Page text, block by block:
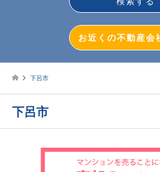
不動産投資
戸建売却
マンション売却
土地売却
お近くの不動産会
下呂市
下呂市